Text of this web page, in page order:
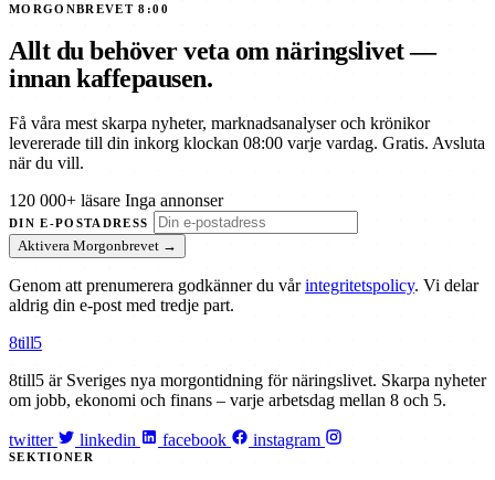
MORGONBREVET 8:00
Allt du behöver veta om näringslivet —
innan kaffepausen.
Få våra mest skarpa nyheter, marknadsanalyser och krönikor
levererade till din inkorg klockan 08:00 varje vardag. Gratis. Avsluta
när du vill.
120 000+ läsare Inga annonser
DIN E-POSTADRESS
Aktivera Morgonbrevet →
Genom att prenumerera godkänner du vårintegritetspolicy. Vi delar
aldrig din e-post med tredje part.
8till5
8till5 är Sveriges nya morgontidning för näringslivet. Skarpa nyheter
om jobb, ekonomi och finans – varje arbetsdag mellan 8 och 5.
twitter linkedin facebook instagram
SEKTIONER